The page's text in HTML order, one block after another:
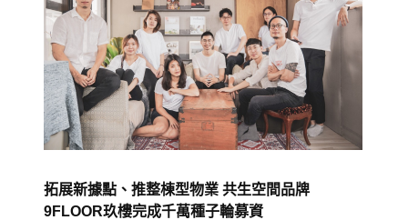
拓展新據點、推整棟型物業 共生空間品牌
9FLOOR玖樓完成千萬種子輪募資